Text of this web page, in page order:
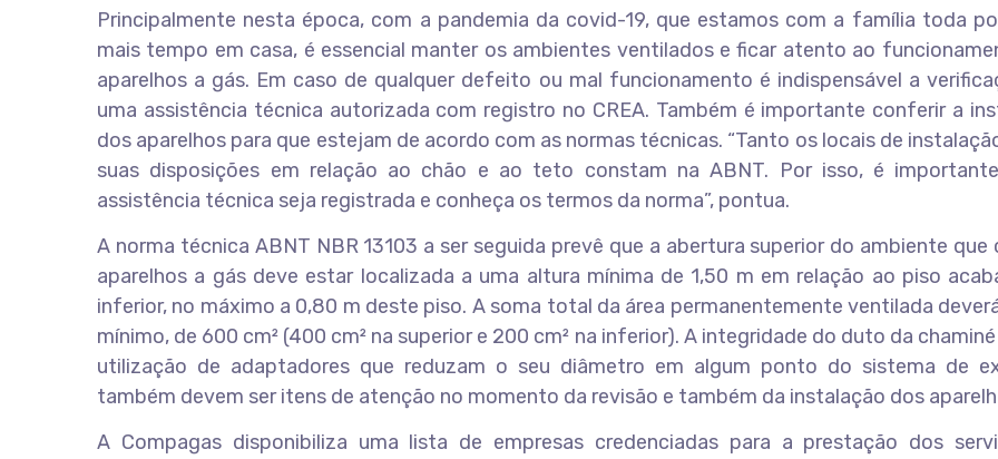
Principalmente nesta época, com a pandemia da covid-19, que estamos com a família toda
mais tempo em casa, é essencial manter os ambientes ventilados e ficar atento ao
aparelhos a gás. Em caso de qualquer defeito ou mal funcionamento é indispensável a
uma assistência técnica autorizada com registro no CREA. Também é importante conferir a
dos aparelhos para que estejam de acordo com as normas técnicas. “Tanto os locais de
suas disposições em relação ao chão e ao teto constam na ABNT. Por isso, é
assistência técnica seja registrada e conheça os termos da norma”, pontua.
A norma técnica ABNT NBR 13103 a ser seguida prevê que a abertura superior do ambiente que
aparelhos a gás deve estar localizada a uma altura mínima de 1,50 m em relação ao piso
inferior, no máximo a 0,80 m deste piso. A soma total da área permanentemente ventilada
mínimo, de 600 cm² (400 cm² na superior e 200 cm² na inferior). A integridade do duto da
utilização de adaptadores que reduzam o seu diâmetro em algum ponto do sistema de
também devem ser itens de atenção no momento da revisão e também da instalação dos
A Compagas disponibiliza uma lista de empresas credenciadas para a prestação dos